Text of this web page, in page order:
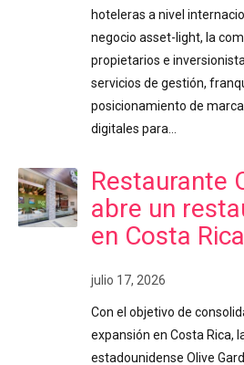
hoteleras a nivel
negocio asset-light, la
propietarios e
servicios de gestión,
posicionamiento de
digitales para…
Restaurante
abre un
en Costa Rica
julio 17, 2026
Con el objetivo de
expansión en Costa Rica,
estadounidense Olive